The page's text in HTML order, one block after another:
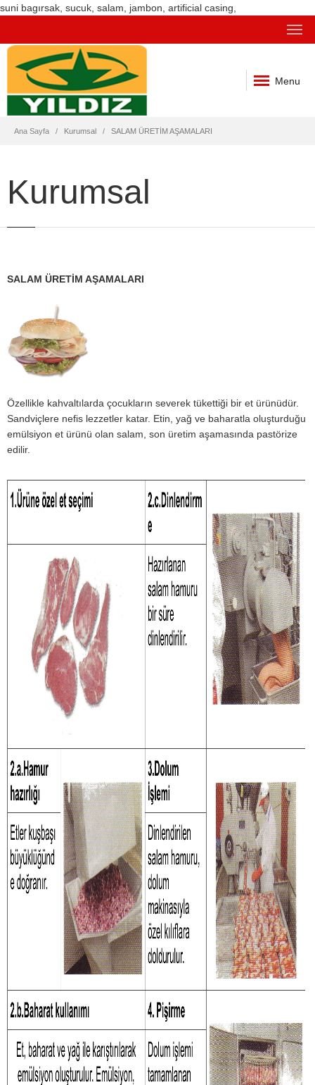
suni bagırsak, sucuk, salam, jambon, artificial casing,
Menu
Ana Sayfa Kurumsal SALAM ÜRETİM AŞAMALARI
Kurumsal
SALAM ÜRETİM AŞAMALARI
Özellikle kahvaltılarda çocukların severek tükettiği bir et ürünüdür.
Sandviçlere nefis lezzetler katar. Etin, yağ ve baharatla oluşturduğu
emülsiyon et ürünü olan salam, son üretim aşamasında pastörize
edilir.